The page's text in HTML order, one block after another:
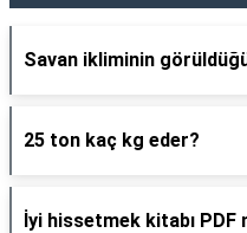
Savan ikliminin
25 ton kaç kg eder?
İyi hissetmek kitabı PDF